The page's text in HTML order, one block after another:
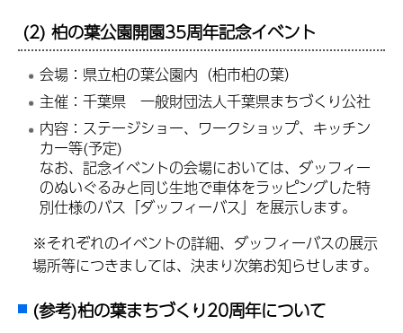
(2) 柏の葉公園開園35周年記念イベント
会場：県立柏の葉公園内（柏市柏の葉）
主催：千葉県 一般財団法人千葉県まちづくり公社
内容：ステージショー、ワークショップ、キッチン
カー等(予定)
なお、記念イベントの会場においては、ダッフィー
のぬいぐるみと同じ生地で車体をラッピングした特
別仕様のバス「ダッフィーバス」を展示します。
※それぞれのイベントの詳細、ダッフィーバスの展示
場所等につきましては、決まり次第お知らせします。
(参考)柏の葉まちづくり20周年について